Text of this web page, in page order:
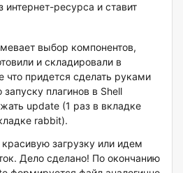
интернет-ресурса и ставит
выбор компонентов,
и складировали в
что придется сделать руками
плагинов в Shell
update (1 раз в вкладке
rabbit).
загрузку или идем
Дело сделано! По окончанию